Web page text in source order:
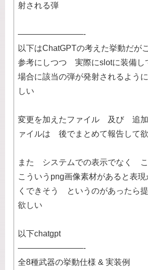
射される弾
————————-
以下はChatGPTの考えた挙動だが
参考にしつつ 実際にslotに装備し
場合に該当の弾が発射されるよう
しい
変更を加えたファイル 及び 追加
ァイルは 後でまとめて報告して
また システムでの表示でなく
こういうpng画像素材があると表現
くできそう というのがあったら
欲しい
以下chatgpt
————————-
全8種武器の挙動仕様 & 実装例